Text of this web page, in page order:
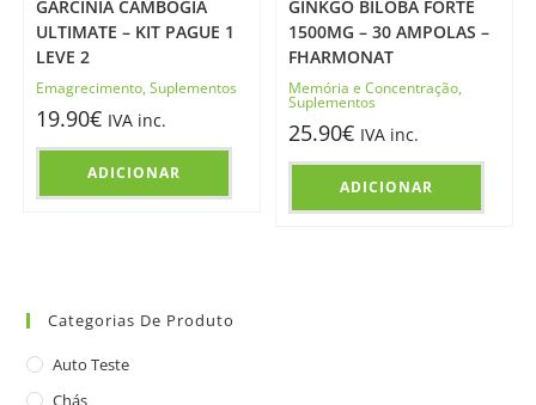
GARCINIA CAMBOGIA
ULTIMATE – KIT PAGUE 1
LEVE 2
Emagrecimento, Suplementos
19.90€ IVA inc.
ADICIONAR
GINKGO BILOBA FORTE
1500MG – 30 AMPOLAS –
FHARMONAT
Memória e Concentração,
Suplementos
25.90€ IVA inc.
ADICIONAR
Categorias De Produto
Auto Teste
Chás